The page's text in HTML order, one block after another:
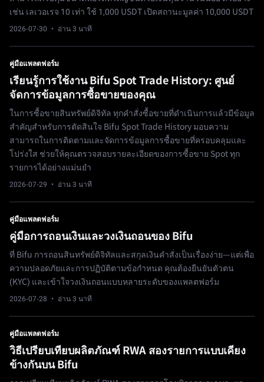
เช่น เลเวอเรจ 10 เท่า ใช้ 1,000 USDT เปิดสถานะมูลค่า 10,000 USDT
2026-07-30 · อ่าน 3 นาที
คู่มือแพลตฟอร์ม
เรียนรู้การใช้งาน Bifu Spot Trade History: ศูนย์
จัดการข้อมูลการซื้อขายของคุณ
ในการซื้อขายสินทรัพย์ดิจิทัล ทุกคำสั่งซื้อขายที่ดำเนินการแล้วมีข้อมูล
สำคัญสำหรับการตัดสินใจ Bifu Spot Trade History มอบความ
สามารถในการติดตามและจัดการข้อมูลการซื้อขายที่ครอบคลุมและ
โปร่งใส ช่วยให้คุณตรวจสอบรายละเอียดของการซื้อขาย Spot ทุก
รายการได้อย่างแม่นยำ
2026-07-29 · อ่าน 3 นาที
คู่มือแพลตฟอร์ม
คู่มือการถอนเงินและวงเงินถอนของ Bifu
ที่ Bifu การถอนสินทรัพย์ดิจิทัลและสกุลเงินคำสั่งเป็นเรื่องง่าย—แต่เพื่อ
ความปลอดภัยและการปฏิบัติตามข้อกำหนด คุณต้องยืนยันตัวตน
(KYC) และเข้าใจวงเงินถอนแบบหลายระดับของแพลตฟอร์ม
2026-07-28 · อ่าน 3 นาที
คู่มือแพลตฟอร์ม
วิธีเปรียบเทียบผลิตภัณฑ์ RWA สองรายการแบบเคียง
ข้างกันบน Bifu